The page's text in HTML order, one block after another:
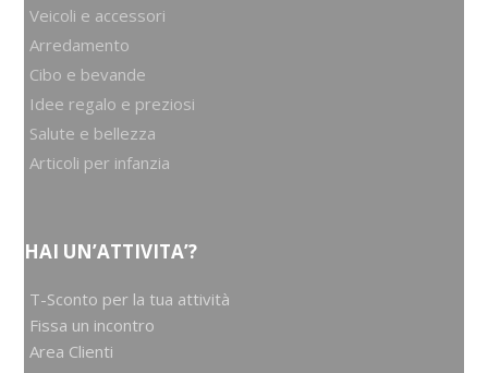
Veicoli e accessori
Arredamento
Cibo e bevande
Idee regalo e preziosi
Salute e bellezza
Articoli per infanzia
HAI UN’ATTIVITA’?
T-Sconto per la tua attività
Fissa un incontro
Area Clienti